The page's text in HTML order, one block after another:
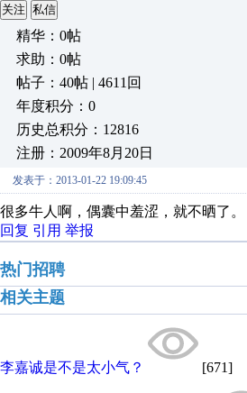
关注 私信
精华：0帖
求助：0帖
帖子：40帖 | 4611回
年度积分：0
历史总积分：12816
注册：2009年8月20日
发表于：2013-01-22 19:09:45
很多牛人啊，偶囊中羞涩，就不晒了。
回复 引用 举报
热门招聘
相关主题
李嘉诚是不是太小气？ [671]